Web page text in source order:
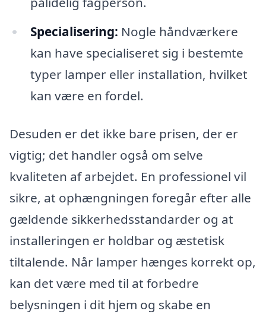
Specialisering: Nogle håndværkere
kan have specialiseret sig i bestemte
typer lamper eller installation, hvilket
kan være en fordel.
Desuden er det ikke bare prisen, der er
vigtig; det handler også om selve
kvaliteten af arbejdet. En professionel vil
sikre, at ophængningen foregår efter alle
gældende sikkerhedsstandarder og at
installeringen er holdbar og æstetisk
tiltalende. Når lamper hænges korrekt op,
kan det være med til at forbedre
belysningen i dit hjem og skabe en